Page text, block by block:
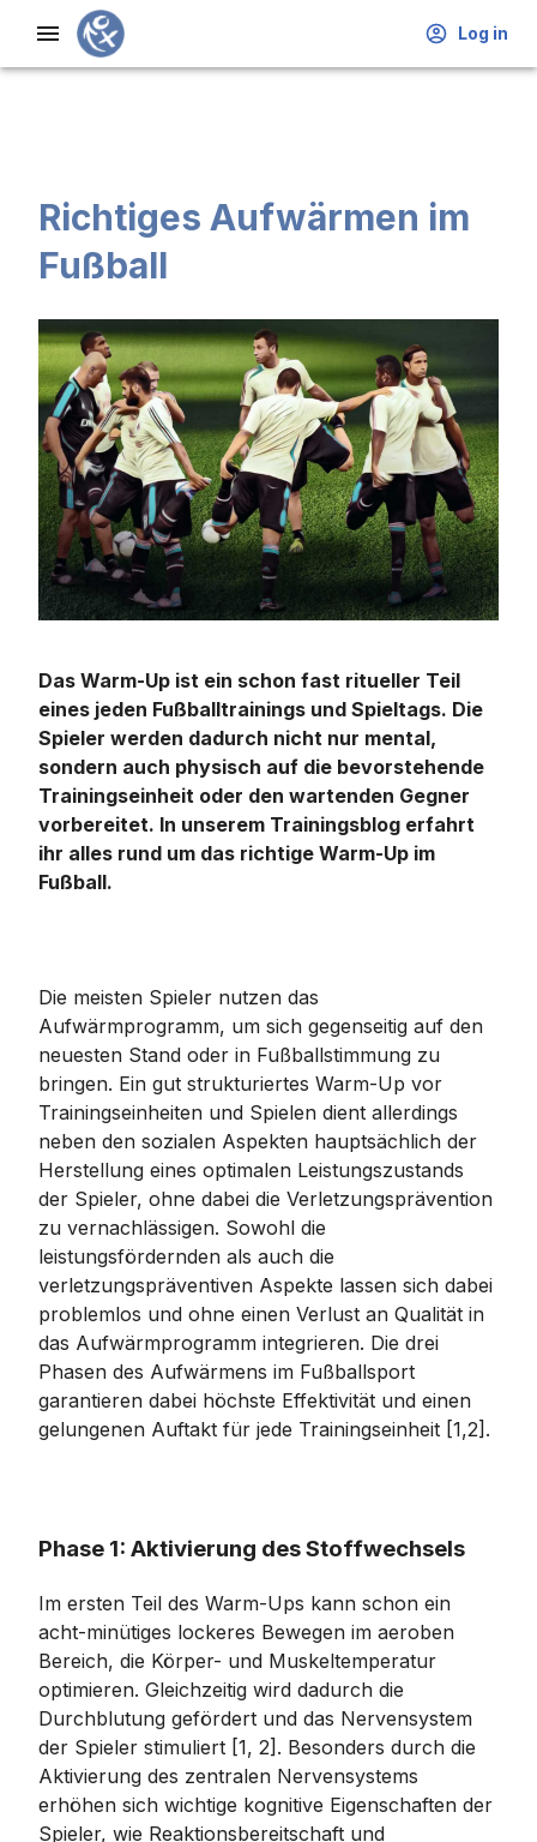
Log in
Richtiges Aufwärmen im
Fußball
Das Warm-Up ist ein schon fast ritueller Teil
eines jeden Fußballtrainings und Spieltags. Die
Spieler werden dadurch nicht nur mental,
sondern auch physisch auf die bevorstehende
Trainingseinheit oder den wartenden Gegner
vorbereitet. In unserem Trainingsblog erfahrt
ihr alles rund um das richtige Warm-Up im
Fußball.
Die meisten Spieler nutzen das
Aufwärmprogramm, um sich gegenseitig auf den
neuesten Stand oder in Fußballstimmung zu
bringen. Ein gut strukturiertes Warm-Up vor
Trainingseinheiten und Spielen dient allerdings
neben den sozialen Aspekten hauptsächlich der
Herstellung eines optimalen Leistungszustands
der Spieler, ohne dabei die Verletzungsprävention
zu vernachlässigen. Sowohl die
leistungsfördernden als auch die
verletzungspräventiven Aspekte lassen sich dabei
problemlos und ohne einen Verlust an Qualität in
das Aufwärmprogramm integrieren. Die drei
Phasen des Aufwärmens im Fußballsport
garantieren dabei höchste Effektivität und einen
gelungenen Auftakt für jede Trainingseinheit [1,2].
Phase 1: Aktivierung des Stoffwechsels
Im ersten Teil des Warm-Ups kann schon ein
acht-minütiges lockeres Bewegen im aeroben
Bereich, die Körper- und Muskeltemperatur
optimieren. Gleichzeitig wird dadurch die
Durchblutung gefördert und das Nervensystem
der Spieler stimuliert [1, 2]. Besonders durch die
Aktivierung des zentralen Nervensystems
erhöhen sich wichtige kognitive Eigenschaften der
Spieler, wie Reaktionsbereitschaft und